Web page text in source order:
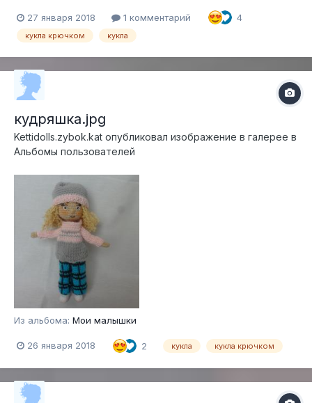
27 января 2018 1 комментарий 4
кукла крючком кукла
кудряшка.jpg
Kettidolls.zybok.kat опубликовал изображение в галерее в
Альбомы пользователей
Из альбома: Мои малышки
26 января 2018 2 кукла кукла крючком